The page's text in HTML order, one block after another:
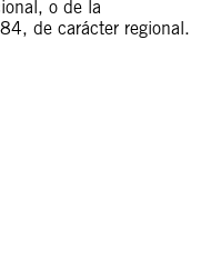
o de la
de carácter regional.